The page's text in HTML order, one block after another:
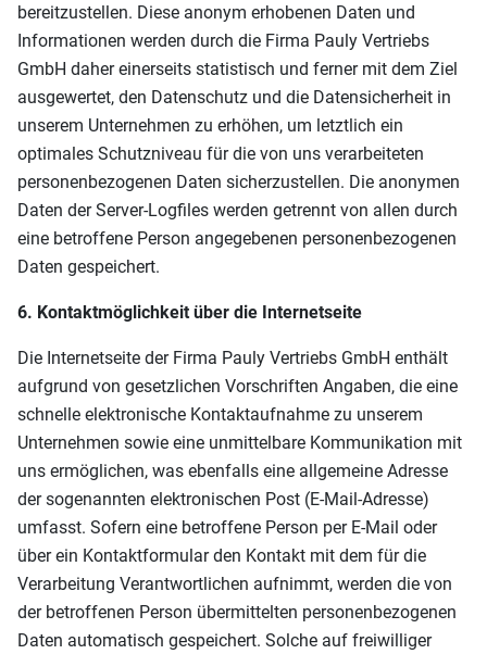
bereitzustellen. Diese anonym erhobenen Daten und
Informationen werden durch die Firma Pauly Vertriebs
GmbH daher einerseits statistisch und ferner mit dem Ziel
ausgewertet, den Datenschutz und die Datensicherheit in
unserem Unternehmen zu erhöhen, um letztlich ein
optimales Schutzniveau für die von uns verarbeiteten
personenbezogenen Daten sicherzustellen. Die anonymen
Daten der Server-Logfiles werden getrennt von allen durch
eine betroffene Person angegebenen personenbezogenen
Daten gespeichert.
6. Kontaktmöglichkeit über die Internetseite
Die Internetseite der Firma Pauly Vertriebs GmbH enthält
aufgrund von gesetzlichen Vorschriften Angaben, die eine
schnelle elektronische Kontaktaufnahme zu unserem
Unternehmen sowie eine unmittelbare Kommunikation mit
uns ermöglichen, was ebenfalls eine allgemeine Adresse
der sogenannten elektronischen Post (E-Mail-Adresse)
umfasst. Sofern eine betroffene Person per E-Mail oder
über ein Kontaktformular den Kontakt mit dem für die
Verarbeitung Verantwortlichen aufnimmt, werden die von
der betroffenen Person übermittelten personenbezogenen
Daten automatisch gespeichert. Solche auf freiwilliger